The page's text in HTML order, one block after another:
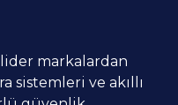
markalardan
sistemleri ve akıllı